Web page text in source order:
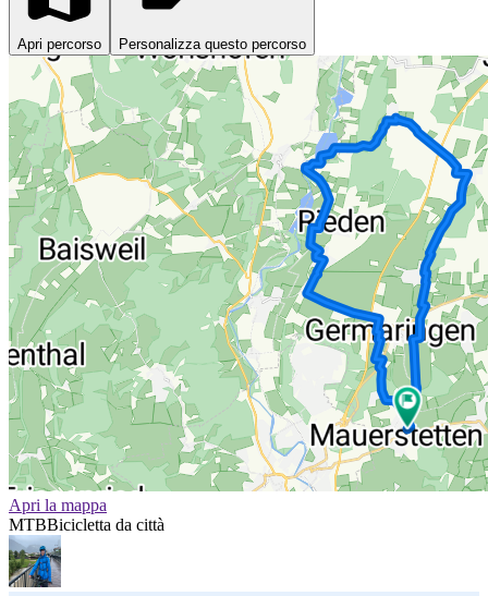
Apri percorso Personalizza questo percorso
Apri la mappa
MTBBicicletta da città